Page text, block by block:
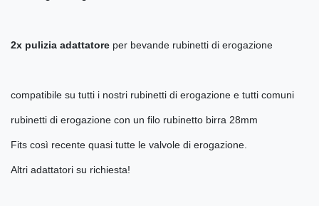
2x pulizia adattatore per bevande rubinetti di erogazione
compatibile su tutti i nostri rubinetti di erogazione e tutti comuni
rubinetti di erogazione con un filo rubinetto birra 28mm
Fits così recente quasi tutte le valvole di erogazione.
Altri adattatori su richiesta!